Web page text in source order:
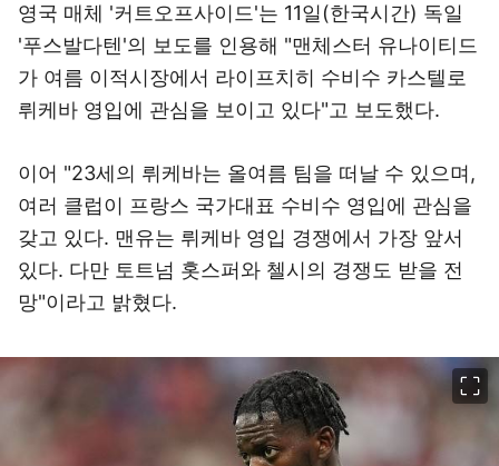
영국 매체 '커트오프사이드'는 11일(한국시간) 독일
'푸스발다텐'의 보도를 인용해 "맨체스터 유나이티드
가 여름 이적시장에서 라이프치히 수비수 카스텔로
뤼케바 영입에 관심을 보이고 있다"고 보도했다.
이어 "23세의 뤼케바는 올여름 팀을 떠날 수 있으며,
여러 클럽이 프랑스 국가대표 수비수 영입에 관심을
갖고 있다. 맨유는 뤼케바 영입 경쟁에서 가장 앞서
있다. 다만 토트넘 홋스퍼와 첼시의 경쟁도 받을 전
망"이라고 밝혔다.